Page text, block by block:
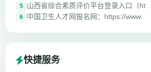
5 山西省综合素质评价平台登录入口（ht
6 中国卫生人才网报名网：https://www.
快捷服务